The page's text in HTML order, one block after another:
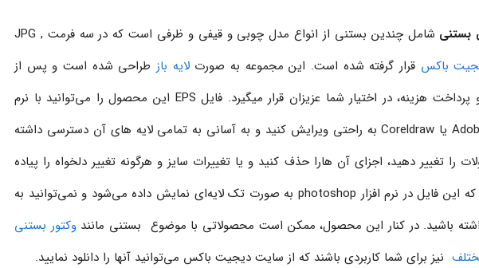
بستنی
شامل چندین بستنی از انواع مدل چوبی و قیفی و ظرفی است که در سه فرمت JPG ,
باکس قرار گرفته شده است. این مجموعه به صورتلایه باز طراحی شده است و پس از
افزودن به سبد خرید و پرداخت هزینه، در اختیار شما عزیزان قرار میگیرد. فایل EPS این محصول را می‌توانید با نرم
یا Coreldraw به راحتی ویرایش کنید و به آسانی به تمامی لایه های آن دسترسی داشته
را تغییر دهید، اجزای آن هارا حذف کنید و یا تغییرات سایز و هرگونه تغییر دلخواه را پیاده
سازی کنید. دقت کنید که این فایل در نرم افزار photoshop به صورت تک لایه‌ای نمایش داده می‌شود و نمی‌توانید به
باشید. در کنار این محصول، ممکن است محصولاتی با موضوع بستنی مانندوکتور بستنی
نیز برای شما کاربردی باشند که از سایت دیجیت باکس می‌توانید آنها را دانلود نمایید.